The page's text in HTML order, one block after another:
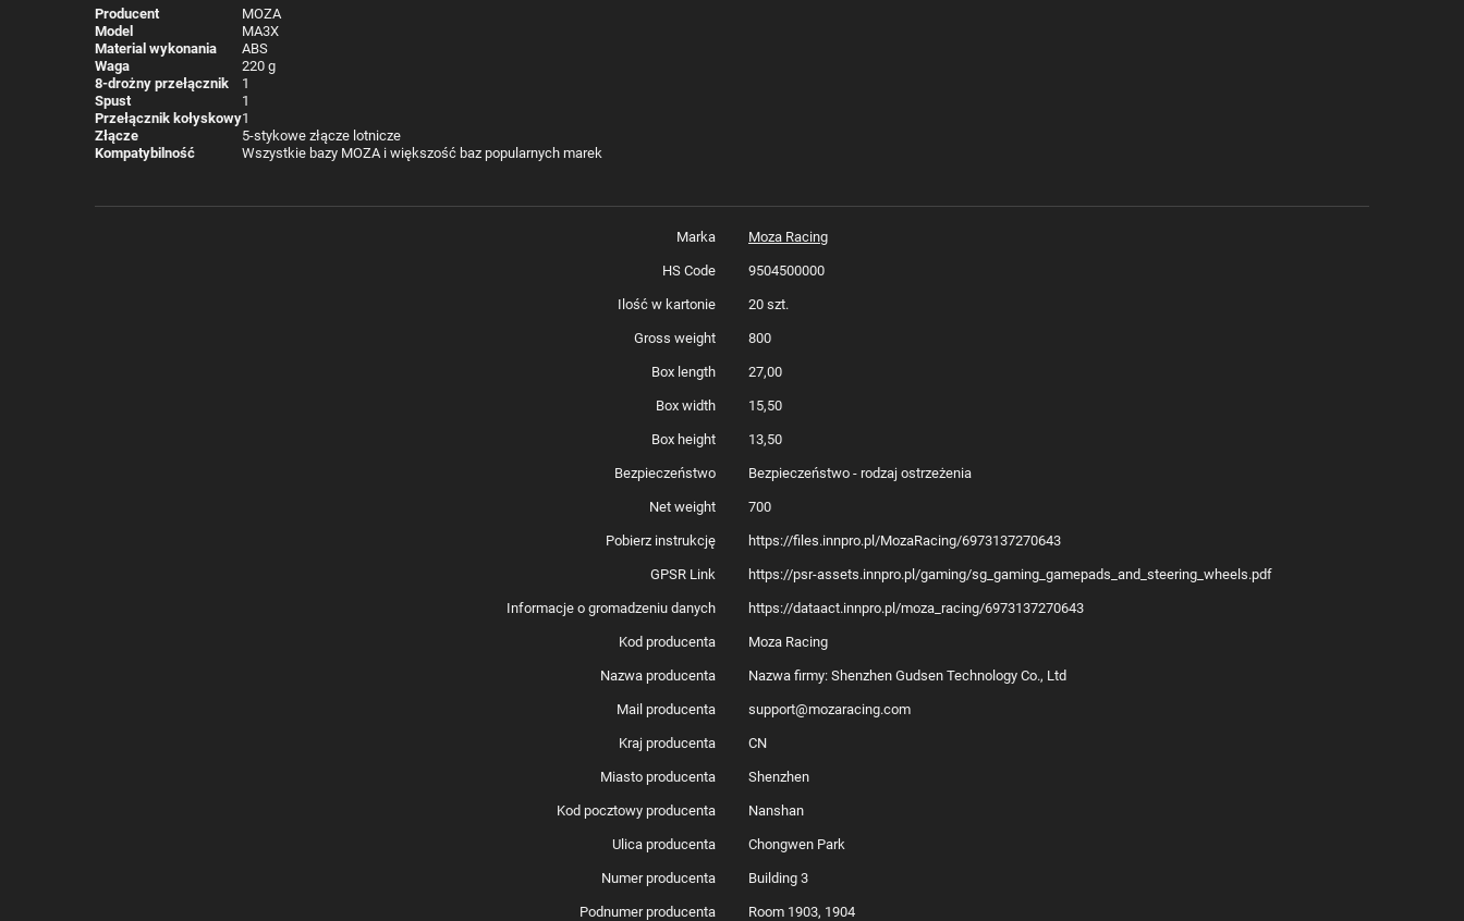
Producent
MOZA
Model
MA3X
Material wykonania
ABS
Waga
220 g
8-drożny przełącznik
1
Spust
1
Przełącznik kołyskowy1
Złącze
5-stykowe złącze lotnicze
Kompatybilność
Wszystkie bazy MOZA i większość baz popularnych marek
Marka Moza Racing
HS Code 9504500000
Ilość w kartonie 20 szt.
Gross weight 800
Box length 27,00
Box width 15,50
Box height 13,50
Bezpieczeństwo Bezpieczeństwo - rodzaj ostrzeżenia
Net weight 700
Pobierz instrukcję https://files.innpro.pl/MozaRacing/6973137270643
GPSR Link https://psr-assets.innpro.pl/gaming/sg_gaming_gamepads_and_steering_wheels.pdf
Informacje o gromadzeniu danych https://dataact.innpro.pl/moza_racing/6973137270643
Kod producenta Moza Racing
Nazwa producenta Nazwa firmy: Shenzhen Gudsen Technology Co., Ltd
Mail producenta support@mozaracing.com
Kraj producenta CN
Miasto producenta Shenzhen
Kod pocztowy producenta Nanshan
Ulica producenta Chongwen Park
Numer producenta Building 3
Podnumer producenta Room 1903, 1904